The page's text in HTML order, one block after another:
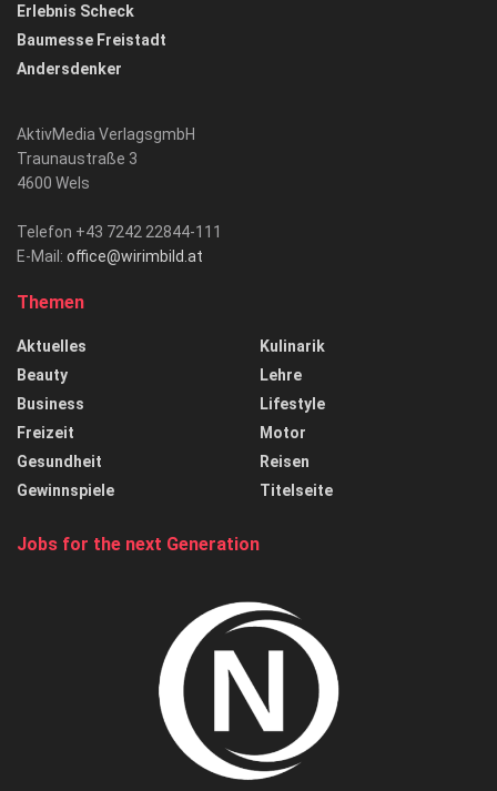
Erlebnis Scheck
Baumesse Freistadt
Andersdenker
AktivMedia VerlagsgmbH
Traunaustraße 3
4600 Wels
Telefon +43 7242 22844-111
E-Mail: office@wirimbild.at
Themen
Aktuelles
Beauty
Business
Freizeit
Gesundheit
Gewinnspiele
Kulinarik
Lehre
Lifestyle
Motor
Reisen
Titelseite
Jobs for the next Generation